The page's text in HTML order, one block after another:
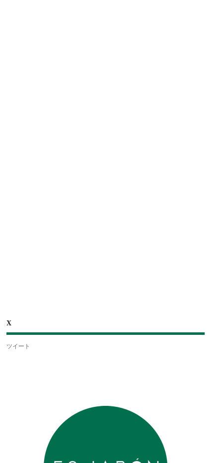
X
ツイート